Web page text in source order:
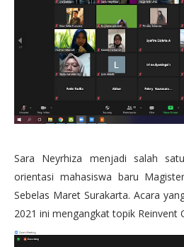
Sara Neyrhiza menjadi salah
orientasi mahasiswa baru
Sebelas Maret Surakarta. Acara
2021 ini mengangkat topik Reinvent